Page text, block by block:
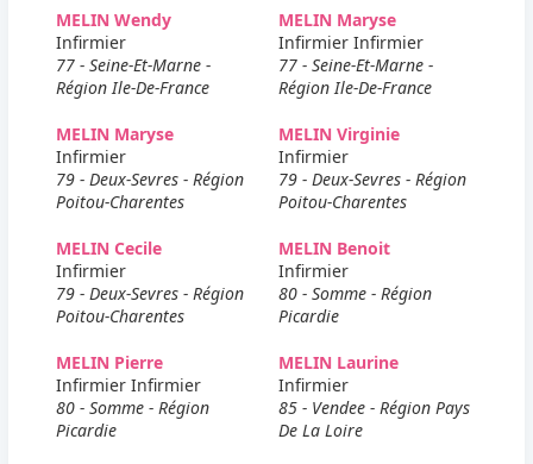
MELIN Wendy
Infirmier
77 - Seine-Et-Marne -
Région Ile-De-France
MELIN Maryse
Infirmier Infirmier
77 - Seine-Et-Marne -
Région Ile-De-France
MELIN Maryse
Infirmier
79 - Deux-Sevres - Région
Poitou-Charentes
MELIN Virginie
Infirmier
79 - Deux-Sevres - Région
Poitou-Charentes
MELIN Cecile
Infirmier
79 - Deux-Sevres - Région
Poitou-Charentes
MELIN Benoit
Infirmier
80 - Somme - Région
Picardie
MELIN Pierre
Infirmier Infirmier
80 - Somme - Région
Picardie
MELIN Laurine
Infirmier
85 - Vendee - Région Pays
De La Loire